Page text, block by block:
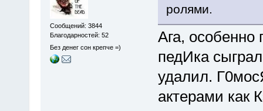
Сообщений: 3844
Благодарностей: 52
Без денег сон крепче =)
ролями.
Ага, особенно
педИка
удалил.
актерами как